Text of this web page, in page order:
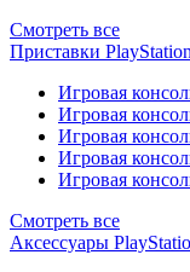
Смотреть все
Приставки
Игровая
Игровая
Игровая
Игровая
Игровая
Смотреть все
Аксессуары